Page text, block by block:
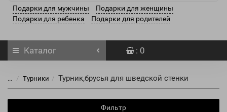
Подарки для мужчины
Подарки для женщины
Подарки для ребенка
Подарки для родителей
Каталог : 0
... Турники Турник,брусья для шведской стенки
Фильтр